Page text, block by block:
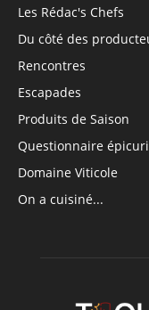
Les Rédac's Chefs
Du côté des
Rencontres
Escapades
Produits de Saison
Questionnaire
Domaine Viticole
On a cuisiné...